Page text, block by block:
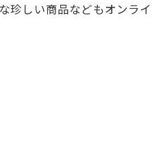
珍しい商品などもオンラ